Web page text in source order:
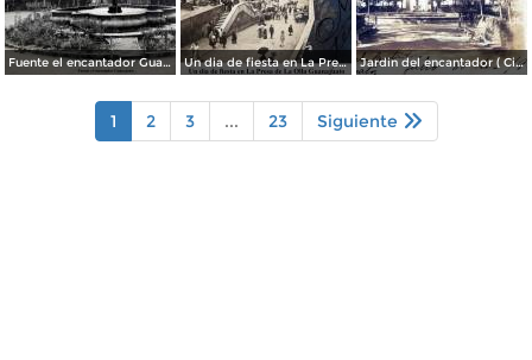
Fuente el encantador Guanajuato. Un dia de fiesta en La Presa de La Olla Guanajuato ( Circulada el 9 de Agosto de 1905 ). Jardin del encantador ( Circulada el 30 de Julio de 1905 ).
1 2 3 ... 23 Siguiente